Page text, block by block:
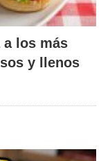
a los más
y llenos